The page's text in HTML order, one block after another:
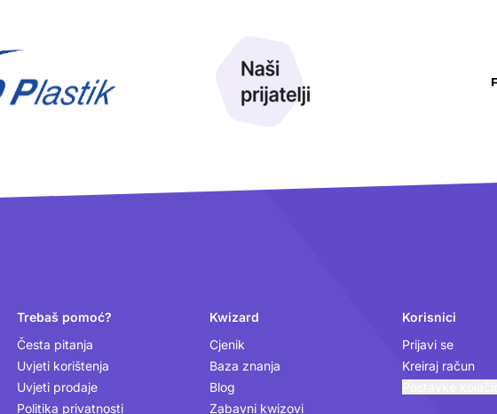
Trebaš pomoć?
Česta pitanja
Uvjeti korištenja
Uvjeti prodaje
Politika privatnosti
Kwizard
Cjenik
Baza znanja
Blog
Zabavni kwizovi
Korisnici
Prijavi se
Kreiraj račun